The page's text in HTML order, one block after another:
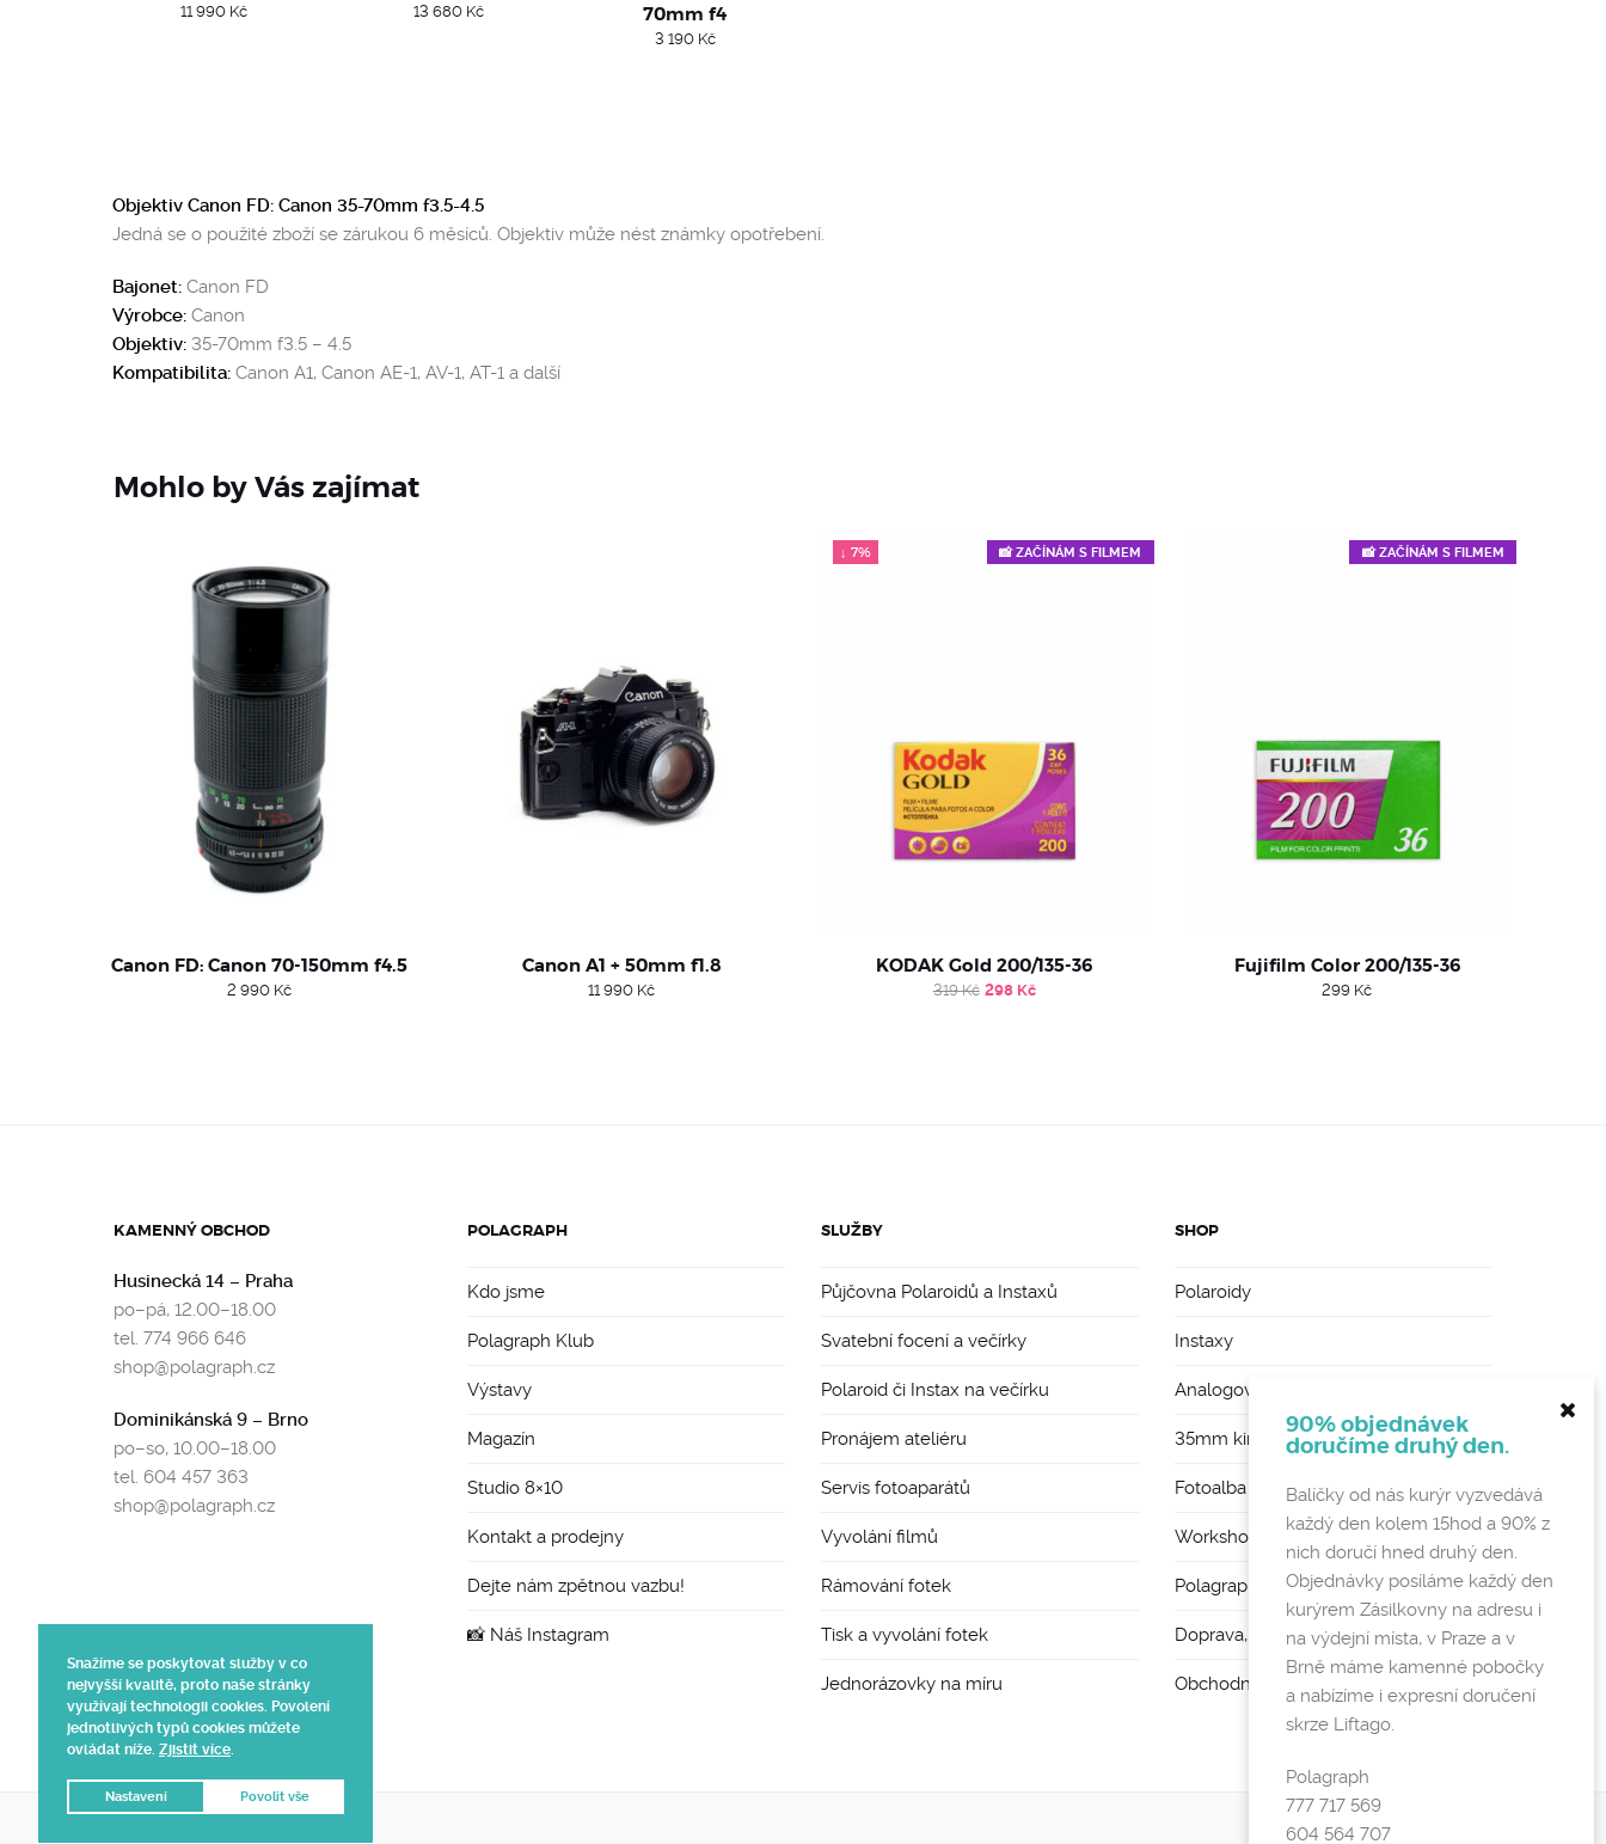
Snažíme se poskytovat služby v co
nejvyšší kvalitě, proto naše stránky
využívají technologii cookies. Povolení
jednotlivých typů cookies můžete
ovládat níže. Zjistit více.
Povolit vše
Nastavení
11 990 Kč 13 680 Kč
70mm f4
3 190 Kč
Objektiv Canon FD: Canon 35-70mm f3.5-4.5
Jedná se o použité zboží se zárukou 6 měsíců. Objektiv může nést známky opotřebení.
Bajonet:Canon FD
Výrobce: Canon
Objektiv: 35-70mm f3.5 – 4.5
Kompatibilita: Canon A1, Canon AE-1, AV-1, AT-1 a další
Mohlo by Vás zajímat
Canon FD: Canon 70-150mm f4.5
2 990 Kč
Canon A1 + 50mm f1.8
11 990 Kč
📸 ZAČÍNÁM S FILMEM
↓ 7%
KODAK Gold 200/135-36
319Kč Original
298 KčCurrent
📸 ZAČÍNÁM S FILMEM
Fujifilm Color 200/135-36
299 Kč
KAMENNÝ OBCHOD
Husinecká 14 – Praha
po–pá, 12.00–18.00
tel. 774 966 646
shop@polagraph.cz
Dominikánská 9 – Brno
po–so, 10.00–18.00
tel. 604 457 363
shop@polagraph.cz
POLAGRAPH
Kdo jsme
Polagraph Klub
Výstavy
Magazín
Studio 8×10
Kontakt a prodejny
Dejte nám zpětnou vazbu!
📸 Náš Instagram
SLUŽBY
Půjčovna Polaroidů a Instaxů
Svatební focení a večírky
Polaroid či Instax na večírku
Pronájem ateliéru
Servis fotoaparátů
Vyvolání filmů
Rámování fotek
Tisk a vyvolání fotek
Jednorázovky na míru
SHOP
Polaroidy
Instaxy
Analogové foťáky
35mm kinofilmy
Fotoalba a rámy
Workshopy
Polagraph Mates
Doprava, poštovné a vratky
Obchodní podmínky a GDPR
90% objednávek
doručíme druhý den.
Balíčky od nás kurýr vyzvedává
každý den kolem 15hod a 90% z
nich doručí hned druhý den.
Objednávky posíláme každý den
kurýrem Zásilkovny na adresu i
na výdejní místa, v Praze a v
Brně máme kamenné pobočky
a nabízíme i expresní doručení
skrze Liftago.
Polagraph
777 717 569
604 564 707